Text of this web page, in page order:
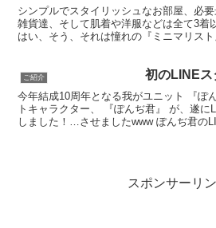
シンプルでスタイリッシュなお部屋、必
雑貨達、そして肌着や洋服などは全て3
はい、そう、それは憧れの『ミニマリ
ご紹介 初のLINEス
今年結成10周年となる我がユニット 『ぽ
トキャラクター、 『ぽんぢ君』 が、遂に
しました！…させましたwww ぽんぢ君の
スポンサーリ